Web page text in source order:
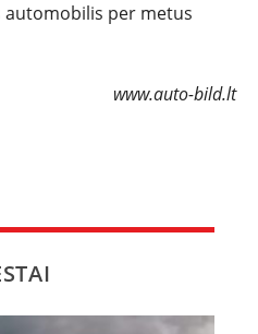
per metus
www.auto-bild.lt